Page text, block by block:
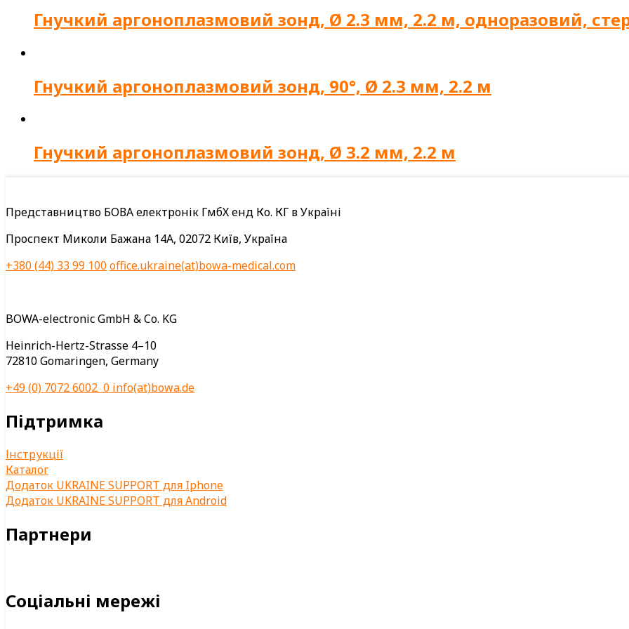
Гнучкий аргоноплазмовий зонд, Ø 2.3 мм, 2.2 м, одноразовий,
Гнучкий аргоноплазмовий зонд, 90°, Ø 2.3 мм, 2.2 м
Гнучкий аргоноплазмовий зонд, Ø 3.2 мм, 2.2 м
Представництво БОВА електронік ГмбХ енд Ко. КГ в Україні
Проспект Миколи Бажана 14А, 02072 Київ, Україна
+380 (44) 33 99 100office.ukraine(at)bowa-medical.com
BOWA-electronic GmbH & Co. KG
Heinrich-Hertz-Strasse 4–10
72810 Gomaringen, Germany
+49 (0) 7072 6002 0 info(at)bowa.de
Підтримка
Інструкції
Каталог
Додаток UKRAINE SUPPORT для Iphone
Додаток UKRAINE SUPPORT для Android
Партнери
Соціальні мережі